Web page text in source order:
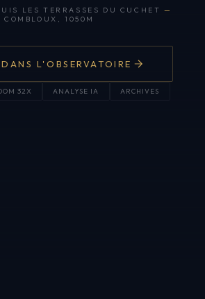
LES TERRASSES DU CUCHET —
COMBLOUX, 1050M
L'OBSERVATOIRE
32X ANALYSE IA ARCHIVES